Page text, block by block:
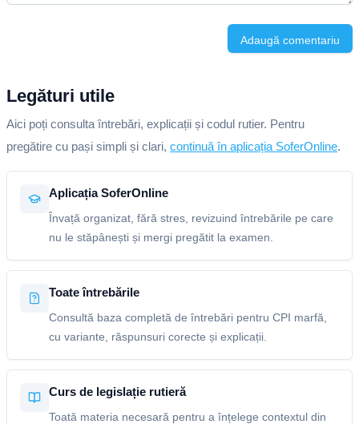
Adaugă comentariu
Legături utile
Aici poți consulta întrebări, explicații și codul rutier. Pentru
pregătire cu pași simpli și clari, continuă în aplicația SoferOnline.
Aplicația SoferOnline
Învață organizat, fără stres, revizuind întrebările pe care
nu le stăpânești și mergi pregătit la examen.
Toate întrebările
Consultă baza completă de întrebări pentru CPI marfă,
cu variante, răspunsuri corecte și explicații.
Curs de legislație rutieră
Toată materia necesară pentru a înțelege contextul din